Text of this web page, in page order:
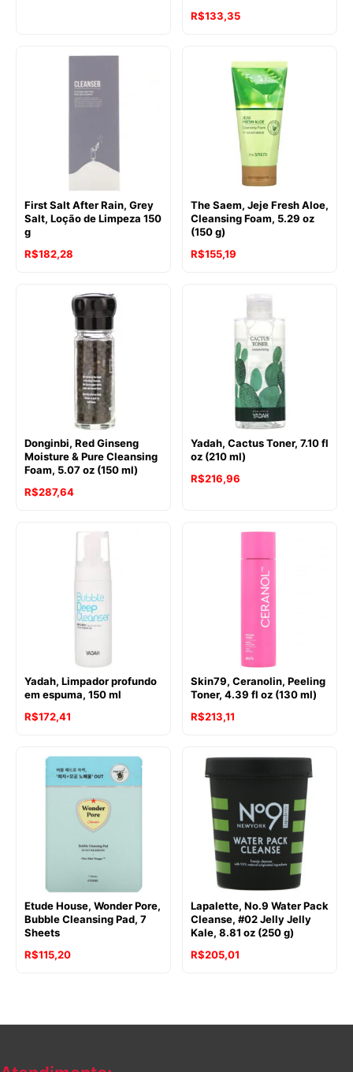
R$133,35
First Salt After Rain, Grey
Salt, Loção de Limpeza 150
g
R$182,28
The Saem, Jeje Fresh Aloe,
Cleansing Foam, 5.29 oz
(150 g)
R$155,19
Donginbi, Red Ginseng
Moisture & Pure Cleansing
Foam, 5.07 oz (150 ml)
R$287,64
Yadah, Cactus Toner, 7.10 fl
oz (210 ml)
R$216,96
Yadah, Limpador profundo
em espuma, 150 ml
R$172,41
Skin79, Ceranolin, Peeling
Toner, 4.39 fl oz (130 ml)
R$213,11
Etude House, Wonder Pore,
Bubble Cleansing Pad, 7
Sheets
R$115,20
Lapalette, No.9 Water Pack
Cleanse, #02 Jelly Jelly
Kale, 8.81 oz (250 g)
R$205,01